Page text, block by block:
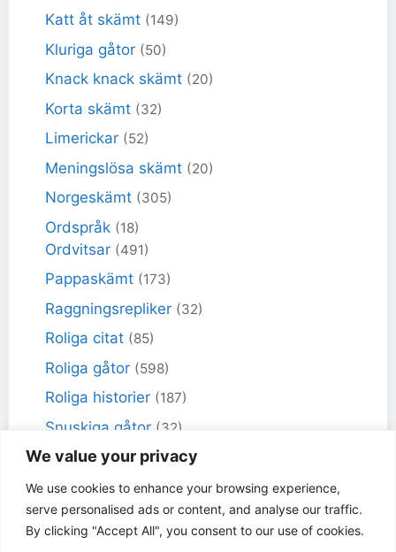
We value your privacy
We use cookies to enhance your browsing experience,
serve personalised ads or content, and analyse our traffic.
By clicking "Accept All", you consent to our use of cookies.
Katt åt skämt (149)
Kluriga gåtor (50)
Knack knack skämt (20)
Korta skämt (32)
Limerickar (52)
Meningslösa skämt (20)
Norgeskämt (305)
Ordspråk (18)
Ordvitsar (491)
Pappaskämt (173)
Raggningsrepliker (32)
Roliga citat (85)
Roliga gåtor (598)
Roliga historier (187)
Snuskiga gåtor (32)
Snuskiga skämt(98)
Sportskämt (18)
Torra skämt (461)